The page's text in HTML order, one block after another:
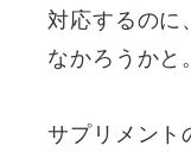
対応するのに
なかろうかと。
サプリメント